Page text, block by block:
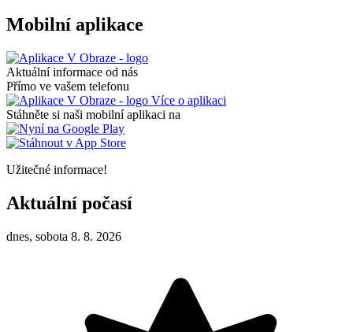
Mobilní aplikace
Aktuální informace od nás
Přímo ve vašem telefonu
Více o aplikaci
Stáhněte si naši mobilní aplikaci na
Užitečné informace!
Aktuální počasí
dnes, sobota 8. 8. 2026